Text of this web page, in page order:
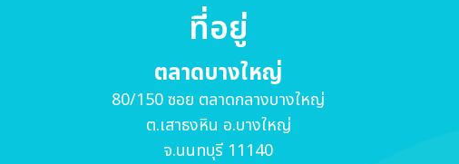
ที่อยู่
ตลาดบางใหญ่
80/150 ซอย ตลาดกลางบางใหญ่
ต.เสาธงหิน อ.บางใหญ่
จ.นนทบุรี 11140